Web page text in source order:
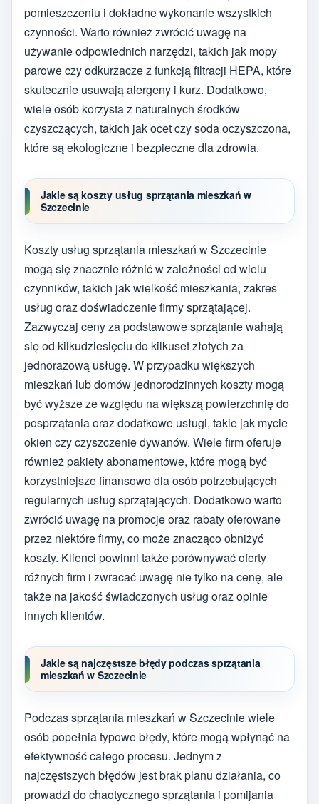
pomieszczeniu i dokładne wykonanie wszystkich
czynności. Warto również zwrócić uwagę na
używanie odpowiednich narzędzi, takich jak mopy
parowe czy odkurzacze z funkcją filtracji HEPA, które
skutecznie usuwają alergeny i kurz. Dodatkowo,
wiele osób korzysta z naturalnych środków
czyszczących, takich jak ocet czy soda oczyszczona,
które są ekologiczne i bezpieczne dla zdrowia.
Jakie są koszty usług sprzątania mieszkań w
Szczecinie
Koszty usług sprzątania mieszkań w Szczecinie
mogą się znacznie różnić w zależności od wielu
czynników, takich jak wielkość mieszkania, zakres
usług oraz doświadczenie firmy sprzątającej.
Zazwyczaj ceny za podstawowe sprzątanie wahają
się od kilkudziesięciu do kilkuset złotych za
jednorazową usługę. W przypadku większych
mieszkań lub domów jednorodzinnych koszty mogą
być wyższe ze względu na większą powierzchnię do
posprzątania oraz dodatkowe usługi, takie jak mycie
okien czy czyszczenie dywanów. Wiele firm oferuje
również pakiety abonamentowe, które mogą być
korzystniejsze finansowo dla osób potrzebujących
regularnych usług sprzątających. Dodatkowo warto
zwrócić uwagę na promocje oraz rabaty oferowane
przez niektóre firmy, co może znacząco obniżyć
koszty. Klienci powinni także porównywać oferty
różnych firm i zwracać uwagę nie tylko na cenę, ale
także na jakość świadczonych usług oraz opinie
innych klientów.
Jakie są najczęstsze błędy podczas sprzątania
mieszkań w Szczecinie
Podczas sprzątania mieszkań w Szczecinie wiele
osób popełnia typowe błędy, które mogą wpłynąć na
efektywność całego procesu. Jednym z
najczęstszych błędów jest brak planu działania, co
prowadzi do chaotycznego sprzątania i pomijania